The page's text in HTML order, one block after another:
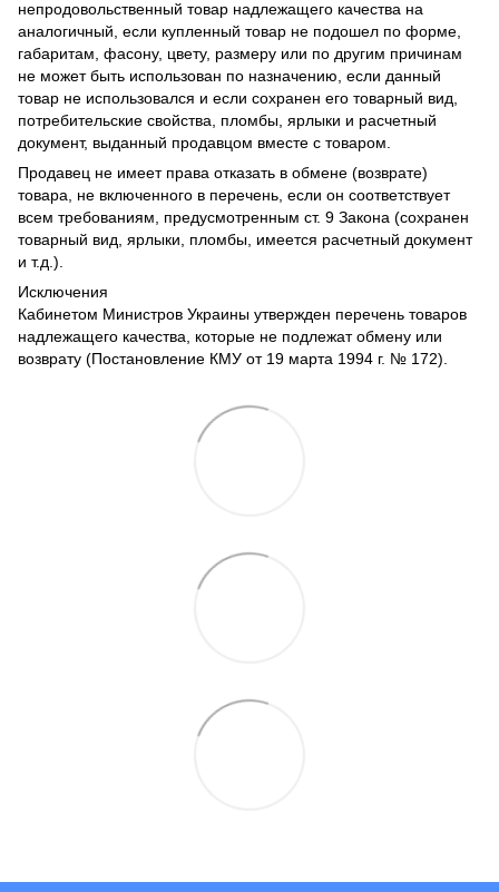
непродовольственный товар надлежащего качества на
аналогичный, если купленный товар не подошел по форме,
габаритам, фасону, цвету, размеру или по другим причинам
не может быть использован по назначению, если данный
товар не использовался и если сохранен его товарный вид,
потребительские свойства, пломбы, ярлыки и расчетный
документ, выданный продавцом вместе с товаром.
Продавец не имеет права отказать в обмене (возврате)
товара, не включенного в перечень, если он соответствует
всем требованиям, предусмотренным ст. 9 Закона (сохранен
товарный вид, ярлыки, пломбы, имеется расчетный документ
и т.д.).
Исключения
Кабинетом Министров Украины утвержден перечень товаров
надлежащего качества, которые не подлежат обмену или
возврату (Постановление КМУ от 19 марта 1994 г. № 172).